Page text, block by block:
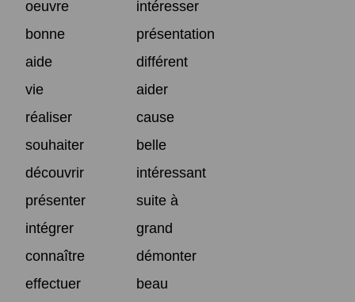
oeuvre
intéresser
bonne
présentation
aide
différent
vie
aider
réaliser
cause
souhaiter
belle
découvrir
intéressant
présenter
suite à
intégrer
grand
connaître
démonter
effectuer
beau